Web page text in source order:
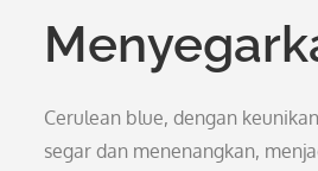
Cerulean blue, dengan
segar dan menenangkan,